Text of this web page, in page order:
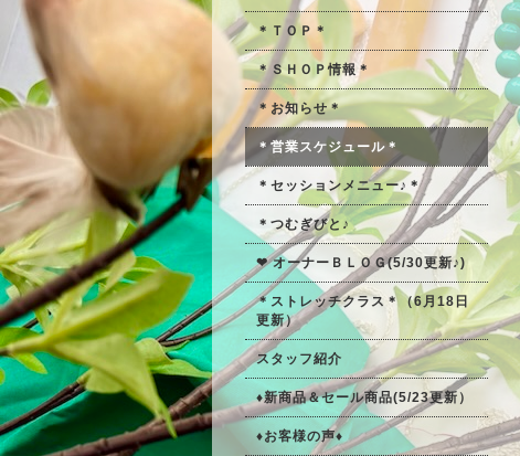
＊ＴＯＰ＊
＊ＳＨＯＰ情報＊
＊お知らせ＊
＊営業スケジュール＊
＊セッションメニュー♪＊
＊つむぎびと♪
❤ オーナーＢＬＯＧ(5/30更新♪)
＊ストレッチクラス＊（6月18日
更新）
スタッフ紹介
♦新商品＆セール商品(5/23更新）
♦お客様の声♦